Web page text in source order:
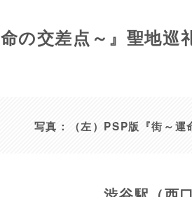
の交差点～』聖地巡
写真：（左）PSP版『街～運